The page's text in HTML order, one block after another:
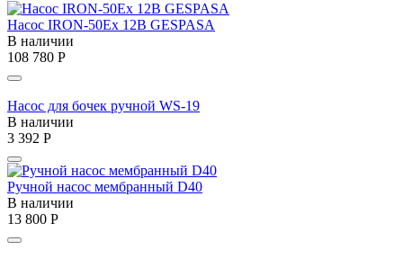
Насос IRON-50Ex 12В GESPASA
В наличии
108 780 Р
Насос для бочек ручной WS-19
В наличии
3 392 Р
Ручной насос мембранный D40
В наличии
13 800 Р